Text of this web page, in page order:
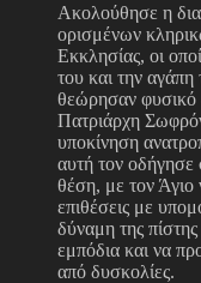
Ακολούθησε η
ορισμένων
Εκκλησίας, οι
του και την
θεώρησαν φυσικό
Πατριάρχη
υποκίνηση
αυτή τον
θέση, με τον Άγιο
επιθέσεις με
δύναμη της
εμπόδια και να
από δυσκολίες.